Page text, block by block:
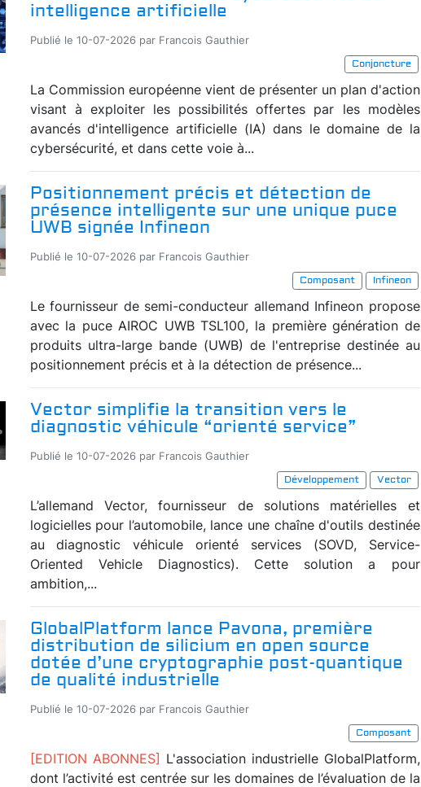
intelligence artificielle
Publié le 10-07-2026 par Francois Gauthier
Conjoncture
La Commission européenne vient de présenter un plan d'action
visant à exploiter les possibilités offertes par les modèles
avancés d'intelligence artificielle (IA) dans le domaine de la
cybersécurité, et dans cette voie à...
Positionnement précis et détection de
présence intelligente sur une unique puce
UWB signée Infineon
Publié le 10-07-2026 par Francois Gauthier
Composant
Infineon
Le fournisseur de semi-conducteur allemand Infineon propose
avec la puce AIROC UWB TSL100, la première génération de
produits ultra-large bande (UWB) de l'entreprise destinée au
positionnement précis et à la détection de présence...
Vector simplifie la transition vers le
diagnostic véhicule “orienté service”
Publié le 10-07-2026 par Francois Gauthier
Développement
Vector
L’allemand Vector, fournisseur de solutions matérielles et
logicielles pour l’automobile, lance une chaîne d'outils destinée
au diagnostic véhicule orienté services (SOVD, Service-
Oriented Vehicle Diagnostics). Cette solution a pour
ambition,...
GlobalPlatform lance Pavona, première
distribution de silicium en open source
dotée d’une cryptographie post-quantique
de qualité industrielle
Publié le 10-07-2026 par Francois Gauthier
Composant
[EDITION ABONNES] L'association industrielle GlobalPlatform,
dont l’activité est centrée sur les domaines de l’évaluation de la